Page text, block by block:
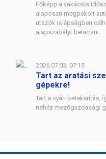
Főképp a vakációs
alaposan megpakolt
utazók is épségben
alapszabályt betartani.
2026.07.03. 07:15
Tart az aratási
gépekre!
Tart a nyári betakarítás,
nehéz mezőgazdasági